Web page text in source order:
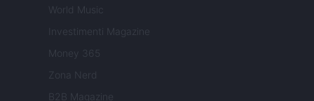
World Music
Investimenti Magazine
Money 365
Zona Nerd
B2B Magazine